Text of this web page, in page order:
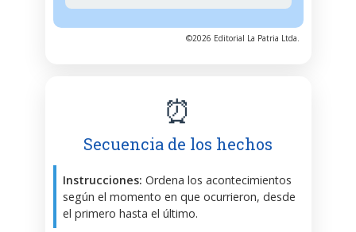
©2026 Editorial La Patria Ltda.
⏰
Secuencia de los hechos
Instrucciones: Ordena los acontecimientos
según el momento en que ocurrieron, desde
el primero hasta el último.